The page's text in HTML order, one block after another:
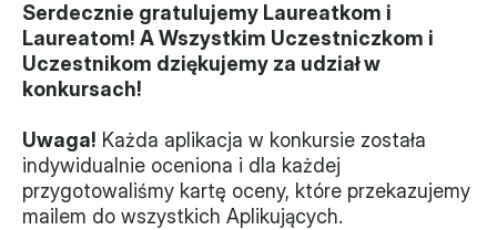
Serdecznie gratulujemy Laureatkom i
Laureatom! A Wszystkim Uczestniczkom i
Uczestnikom dziękujemy za udział w
konkursach!
Uwaga! Każda aplikacja w konkursie została
indywidualnie oceniona i dla każdej
przygotowaliśmy kartę oceny, które przekazujemy
mailem do wszystkich Aplikujących.